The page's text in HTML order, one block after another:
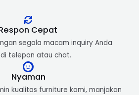
Cepat​
segala macam inquiry Anda
telepon atau chat.
Nyaman
kualitas furniture kami, manjakan